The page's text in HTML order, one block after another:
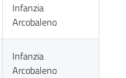
Infanzia
Arcobaleno
Infanzia
Arcobaleno